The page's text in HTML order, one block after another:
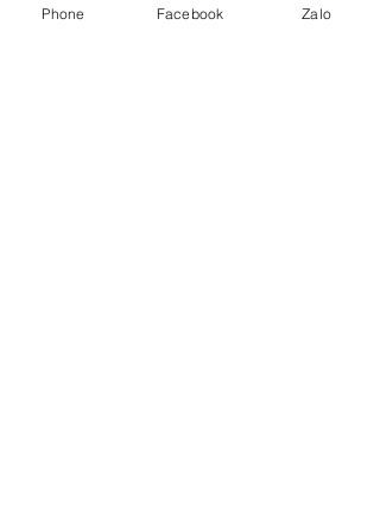
Midi mixer to control virtually
Phone Facebook Zalo